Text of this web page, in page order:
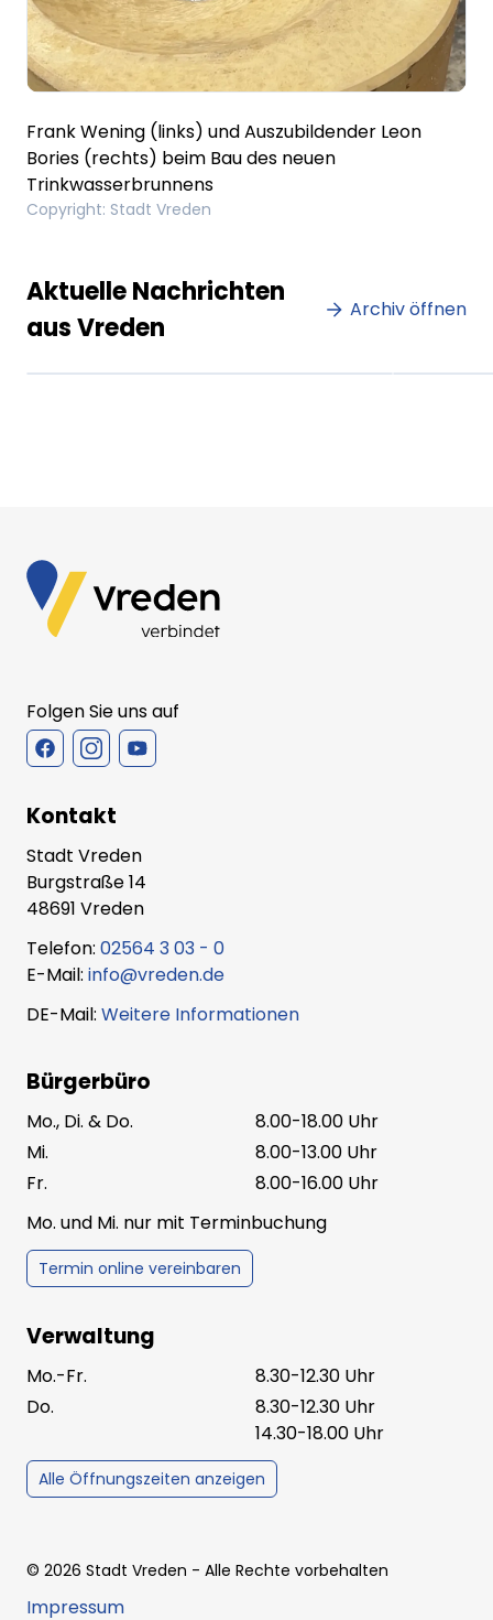
Frank Wening (links) und Auszubildender Leon
Bories (rechts) beim Bau des neuen
Trinkwasserbrunnens
Copyright: Stadt Vreden
Aktuelle Nachrichten
aus Vreden
Archiv öffnen
Lorem ipsum Lorem ipsum
Folgen Sie uns auf
Kontakt
Stadt Vreden
Burgstraße 14
48691 Vreden
Telefon: 02564 3 03 - 0
E-Mail: info@vreden.de
DE-Mail: Weitere Informationen
Bürgerbüro
Mo., Di. & Do.
8.00-18.00 Uhr
Mi.
8.00-13.00 Uhr
Fr.
8.00-16.00 Uhr
Mo. und Mi. nur mit Terminbuchung
Termin online vereinbaren
Verwaltung
Mo.-Fr.
8.30-12.30 Uhr
Do.
8.30-12.30 Uhr
14.30-18.00 Uhr
Alle Öffnungszeiten anzeigen
© 2026 Stadt Vreden - Alle Rechte vorbehalten
Impressum